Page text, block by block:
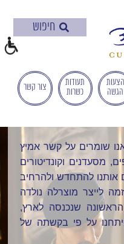
הצעות
הגשה
תעודות
כשרות
צור קשר
שומרים על קשר אמיץ
מסעדנים וקונדיטורים
אותנו להתחדש ולהרחיב
לייצר מוצרלה נולדה
שנכנסה לארץ,
על פי בקשתה של